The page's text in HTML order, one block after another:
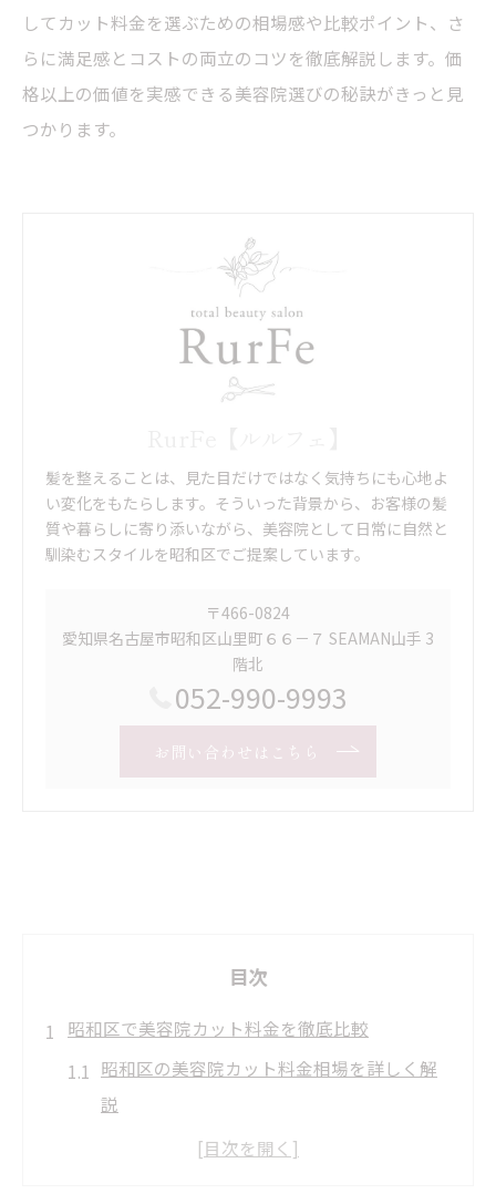
してカット料金を選ぶための相場感や比較ポイント、さ
らに満足感とコストの両立のコツを徹底解説します。価
格以上の価値を実感できる美容院選びの秘訣がきっと見
つかります。
髪を整えることは、見た目だけではなく気持ちにも心地よ
い変化をもたらします。そういった背景から、お客様の髪
質や暮らしに寄り添いながら、美容院として日常に自然と
馴染むスタイルを昭和区でご提案しています。
〒466-0824
愛知県名古屋市昭和区山里町６６－７ SEAMAN山手 3
階北
052-990-9993
お問い合わせはこちら
目次
昭和区で美容院カット料金を徹底比較
昭和区の美容院カット料金相場を詳しく解
説
安くて上手な美容院を見極める比較ポイン